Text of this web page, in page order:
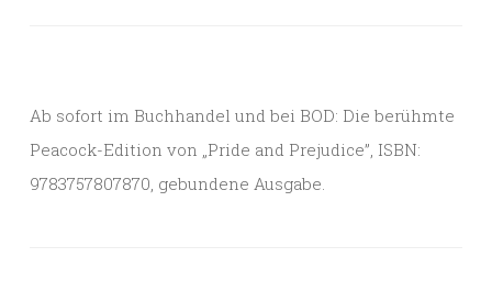
Ab sofort im Buchhandel und bei BOD: Die berühmte
Peacock-Edition von „Pride and Prejudice”, ISBN:
9783757807870, gebundene Ausgabe.